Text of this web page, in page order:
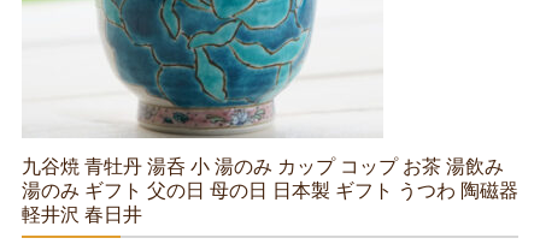
九谷焼 青牡丹 湯呑 小 湯のみ カップ コップ お茶 湯飲み
湯のみ ギフト 父の日 母の日 日本製 ギフト うつわ 陶磁器
軽井沢 春日井